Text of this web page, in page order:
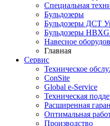
Специальная
Бульдозеры
Бульдозеры ДСТ
Бульдозеры
Навесное
Главная
Сервис
Техническое
ConSite
Global e-Service
Техническая
Расширенная
Оптимальная
Производство